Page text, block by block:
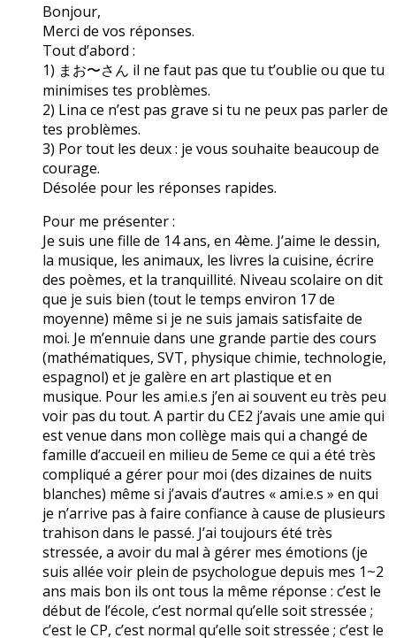
Bonjour,
Merci de vos réponses.
Tout d’abord :
1) まお〜さん il ne faut pas que tu t’oublie ou que tu
minimises tes problèmes.
2) Lina ce n’est pas grave si tu ne peux pas parler de
tes problèmes.
3) Por tout les deux : je vous souhaite beaucoup de
courage.
Désolée pour les réponses rapides.
Pour me présenter :
Je suis une fille de 14 ans, en 4ème. J’aime le dessin,
la musique, les animaux, les livres la cuisine, écrire
des poèmes, et la tranquillité. Niveau scolaire on dit
que je suis bien (tout le temps environ 17 de
moyenne) même si je ne suis jamais satisfaite de
moi. Je m’ennuie dans une grande partie des cours
(mathématiques, SVT, physique chimie, technologie,
espagnol) et je galère en art plastique et en
musique. Pour les ami.e.s j’en ai souvent eu très peu
voir pas du tout. A partir du CE2 j’avais une amie qui
est venue dans mon collège mais qui a changé de
famille d’accueil en milieu de 5eme ce qui a été très
compliqué a gérer pour moi (des dizaines de nuits
blanches) même si j’avais d’autres « ami.e.s » en qui
je n’arrive pas à faire confiance à cause de plusieurs
trahison dans le passé. J’ai toujours été très
stressée, a avoir du mal à gérer mes émotions (je
suis allée voir plein de psychologue depuis mes 1~2
ans mais bon ils ont tous la même réponse : c’est le
début de l’école, c’est normal qu’elle soit stressée ;
c’est le CP, c’est normal qu’elle soit stressée ; c’est le